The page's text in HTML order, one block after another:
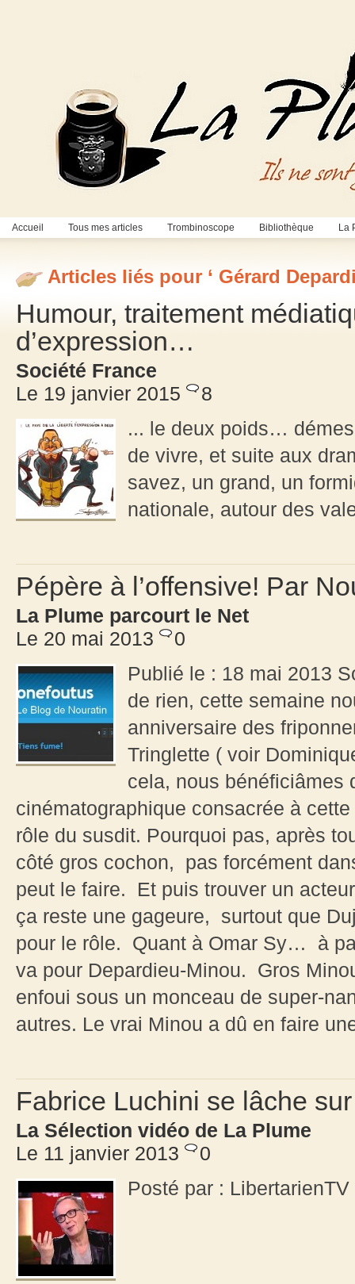
Accueil Tous mes articles Trombinoscope Bibliothèque La
Articles liés pour ‘ Gérard
Humour, traitement
d’expression…
Société France
Le 19 janvier 2015
8
... le deux poids…
de vivre, et suite aux
savez, un grand, un
nationale, autour des
Pépère à l’offensive! Par
La Plume parcourt le Net
Le 20 mai 2013
0
Publié le : 18 mai 2013
de rien, cette semaine
anniversaire des
Tringlette ( voir
cela, nous bénéficiâmes
cinématographique consacrée à
rôle du susdit. Pourquoi pas, après
côté gros cochon, pas forcément
peut le faire. Et puis trouver un
ça reste une gageure, surtout que
pour le rôle. Quant à Omar Sy… à
va pour Depardieu-Minou. Gros
enfoui sous un monceau de super-
autres. Le vrai Minou a dû en faire
Fabrice Luchini se lâche
La Sélection vidéo de La Plume
Le 11 janvier 2013
0
Posté par :